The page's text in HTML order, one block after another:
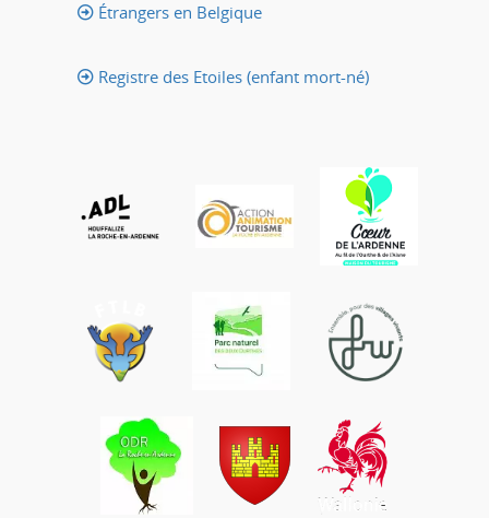
Étrangers en Belgique
Registre des Etoiles (enfant mort-né)